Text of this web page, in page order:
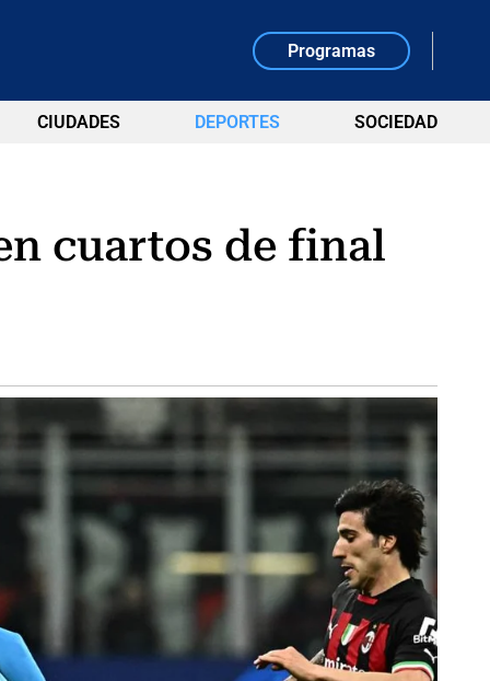
Programas
CIUDADES DEPORTES SOCIEDAD
cuartos de final